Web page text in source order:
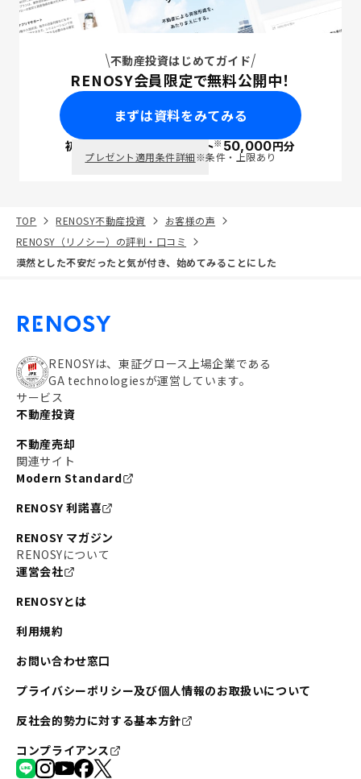
不動産投資はじめてガイド
RENOSY会員限定で無料公開中！
まずは資料をみてみる
初回面談で ポイント※50,000円分
プレゼント適用条件詳細※条件・上限あり
TOP RENOSY不動産投資
お客様の声
RENOSY（リノシー）の評判・口コミ
漠然とした不安だったと気が付き、始めてみることにした
RENOSYは、東証グロース上場企業である
GA technologiesが運営しています。
サービス
不動産投資
不動産売却
関連サイト
Modern Standard
RENOSY 利諾喜
RENOSY マガジン
RENOSYについて
運営会社
RENOSYとは
利用規約
お問い合わせ窓口
プライバシーポリシー及び個人情報のお取扱いについて
反社会的勢力に対する基本方針
コンプライアンス